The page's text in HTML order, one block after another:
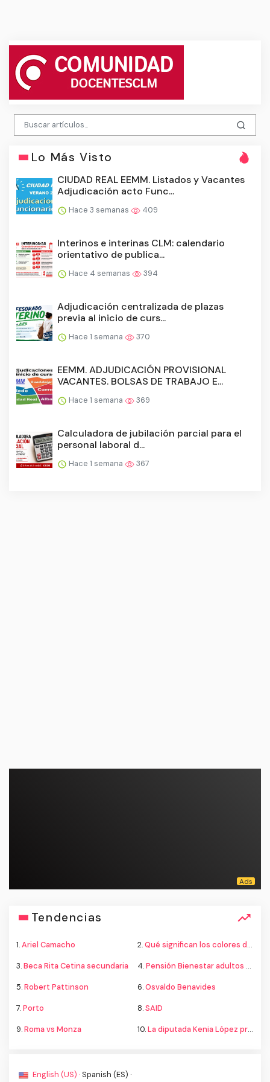
Lo Más Visto
CIUDAD REAL EEMM. Listados y Vacantes
Adjudicación acto Func...
Hace 3 semanas 409
Interinos e interinas CLM: calendario
orientativo de publica...
Hace 4 semanas 394
Adjudicación centralizada de plazas
previa al inicio de curs...
Hace 1 semana 370
EEMM. ADJUDICACIÓN PROVISIONAL
VACANTES. BOLSAS DE TRABAJO E...
Hace 1 semana 369
Calculadora de jubilación parcial para el
personal laboral d...
Hace 1 semana 367
Tendencias
1.Ariel Camacho 2.Qué significan los colores de la bandera
3.Beca Rita Cetina secundaria 4.Pensión Bienestar adultos mayores
5.Robert Pattinson 6.Osvaldo Benavides
7.Porto 8.SAID
9.Roma vs Monza 10.La diputada Kenia López propone cambiar el nombre del país a México
English (US) · Spanish (ES) ·